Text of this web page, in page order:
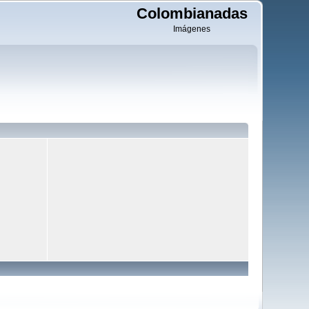
Colombianadas
Imágenes